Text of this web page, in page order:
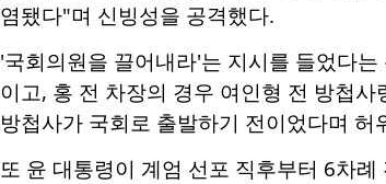
염됐다"며 신빙성을 공격했다.
'국회의원을 끌어내라'는 지시를 들었다
이고, 홍 전 차장의 경우 여인형 전 방첩
방첩사가 국회로 출발하기 전이었다며 허
또 윤 대통령이 계엄 선포 직후부터 6차